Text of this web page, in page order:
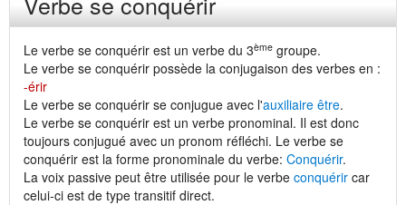
Le verbe se conquérir est un verbe du 3ème groupe.
Le verbe se conquérir possède la conjugaison des verbes en :
-érir
Le verbe se conquérir se conjugue avec l'auxiliaire être.
Le verbe se conquérir est un verbe pronominal. Il est donc
toujours conjugué avec un pronom réfléchi. Le verbe se
conquérir est la forme pronominale du verbe: Conquérir.
La voix passive peut être utilisée pour le verbe conquérir car
celui-ci est de type transitif direct.